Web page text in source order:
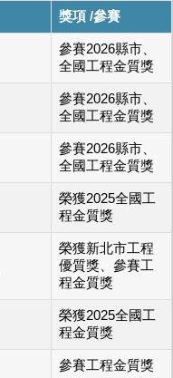
獎項 /參賽
參賽2026縣市、
全國工程金質獎
參賽2026縣市、
全國工程金質獎
參賽2026縣市、
全國工程金質獎
榮獲2025全國工
程金質獎
榮獲新北市工程
優質獎、參賽工
程金質獎
榮獲2025全國工
程金質獎
參賽工程金質獎